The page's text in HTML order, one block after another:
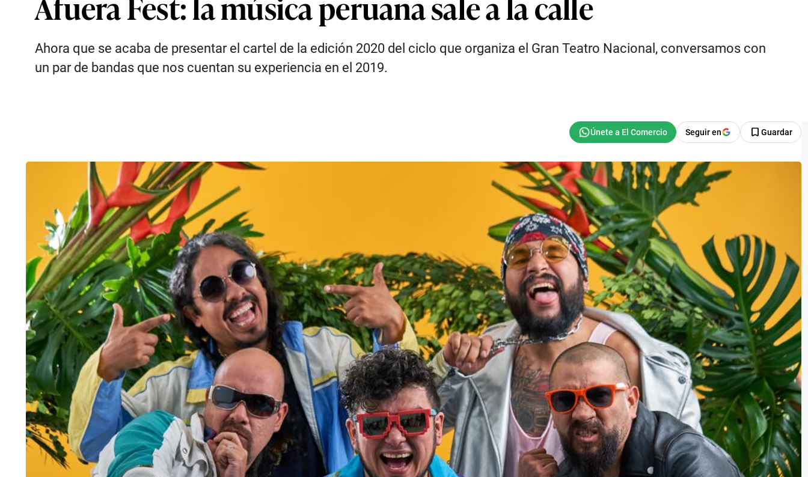
Ahora que se acaba de presentar el cartel de la edición 2020 del ciclo que organiza el Gran Teatro Nacional, conversamos con
un par de bandas que nos cuentan su experiencia en el 2019.
Seguir en Guardar